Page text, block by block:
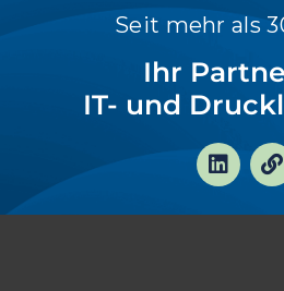
Seit mehr als
Ihr
IT- und
L
i
k
e
k